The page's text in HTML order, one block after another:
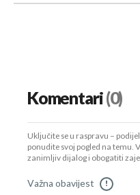
Komentari(0)
Uključite se u raspravu –
ponudite svoj pogled na temu.
zanimljiv dijalog i obogatiti
Važna obavijest !